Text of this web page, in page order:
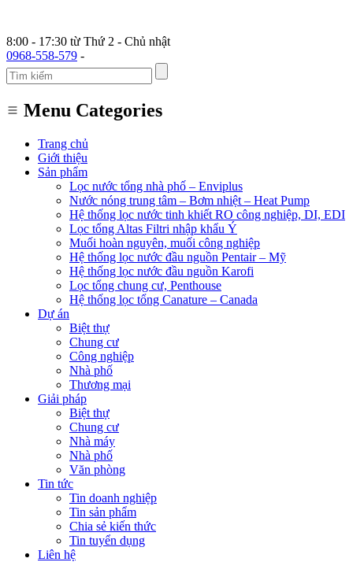
8:00 - 17:30 từ Thứ 2 - Chủ nhật
0968-558-579 -
Menu Categories
Trang chủ
Giới thiệu
Sản phẩm
Lọc nước tổng nhà phố – Enviplus
Nước nóng trung tâm – Bơm nhiệt – Heat Pump
Hệ thống lọc nước tinh khiết RO công nghiệp, DI, EDI
Lọc tổng Altas Filtri nhập khẩu Ý
Muối hoàn nguyên, muối công nghiệp
Hệ thống lọc nước đầu nguồn Pentair – Mỹ
Hệ thống lọc nước đầu nguồn Karofi
Lọc tổng chung cư, Penthouse
Hệ thống lọc tổng Canature – Canada
Dự án
Biệt thự
Chung cư
Công nghiệp
Nhà phố
Thương mại
Giải pháp
Biệt thự
Chung cư
Nhà máy
Nhà phố
Văn phòng
Tin tức
Tin doanh nghiệp
Tin sản phẩm
Chia sẻ kiến thức
Tin tuyển dụng
Liên hệ